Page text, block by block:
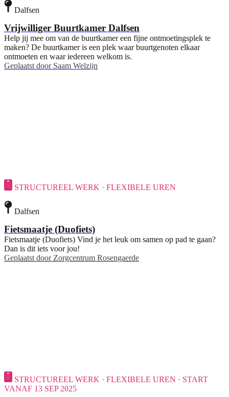
Dalfsen
Vrijwilliger Buurtkamer Dalfsen
Help jij mee om van de buurtkamer een fijne ontmoetingsplek te
maken? De buurtkamer is een plek waar buurtgenoten elkaar
ontmoeten en waar iedereen welkom is.
Geplaatst door Saam Welzijn
STRUCTUREEL WERK · FLEXIBELE UREN
Dalfsen
Fietsmaatje (Duofiets)
Fietsmaatje (Duofiets) Vind je het leuk om samen op pad te gaan?
Dan is dit iets voor jou!
Geplaatst door Zorgcentrum Rosengaerde
STRUCTUREEL WERK · FLEXIBELE UREN · START
VANAF 13 SEP 2025